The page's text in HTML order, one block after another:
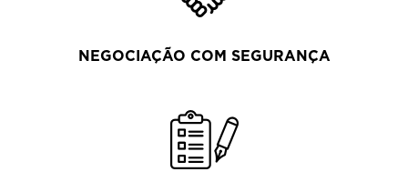
NEGOCIAÇÃO COM SEGURANÇA